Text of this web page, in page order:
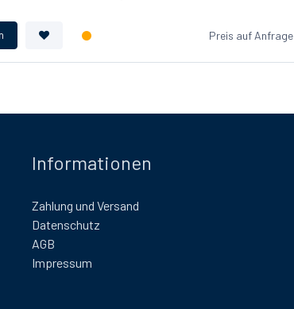
Preis auf Anfrage
Informationen
Zahlung und Versand
Datenschutz
AGB
Impressum